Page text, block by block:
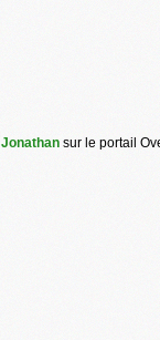
Jonathan sur le portail